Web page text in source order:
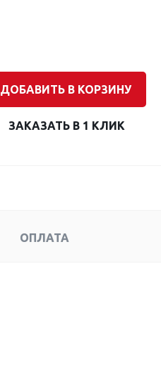
ДОБАВИТЬ В КОРЗИНУ
ЗАКАЗАТЬ В 1 КЛИК
ОПЛАТА